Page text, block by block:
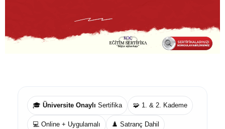
🎓 Üniversite Onaylı Sertifika 🧩 1. & 2. Kademe
💻 Online + Uygulamalı ♟️ Satranç Dahil